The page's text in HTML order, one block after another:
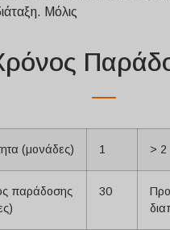
Μόλις
(μονάδες) 1 > 2
παράδοσης
30